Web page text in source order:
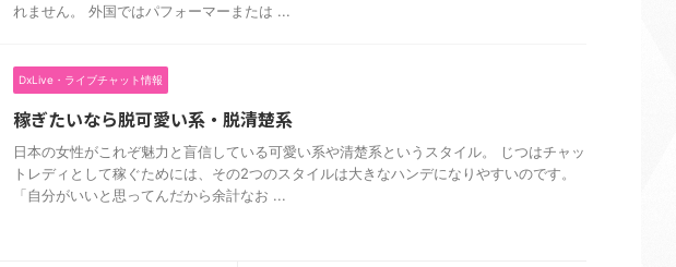
れません。 外国ではパフォーマーまたは ...
DxLive・ライブチャット情報
稼ぎたいなら脱可愛い系・脱清楚系
日本の女性がこれぞ魅力と盲信している可愛い系や清楚系というスタイル。 じつはチャッ
トレディとして稼ぐためには、その2つのスタイルは大きなハンデになりやすいのです。
「自分がいいと思ってんだから余計なお ...